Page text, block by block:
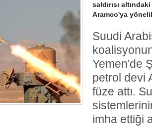
saldırısı
Aramco'ya
Suudi
Yemen'de
petrol devi
füze attı.
imha ettiği